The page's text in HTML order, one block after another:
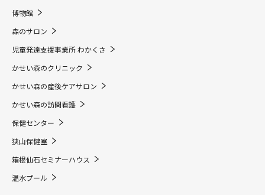
博物館
森のサロン
児童発達支援事業所 わかくさ
かせい森のクリニック
かせい森の産後ケアサロン
かせい森の訪問看護
保健センター
狭山保健室
箱根仙石セミナーハウス
温水プール